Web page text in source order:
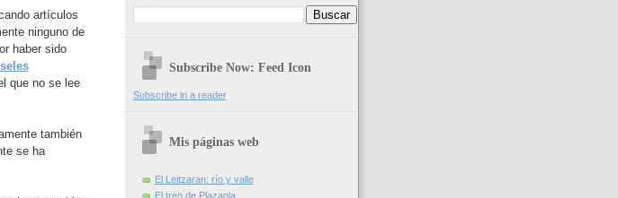
artículos
ninguno de
haber sido
que no se lee
también
se ha
Subscribe Now: Feed Icon
Subscribe in a reader
Mis páginas web
El Leitzaran: río y valle
El tren de Plazaola